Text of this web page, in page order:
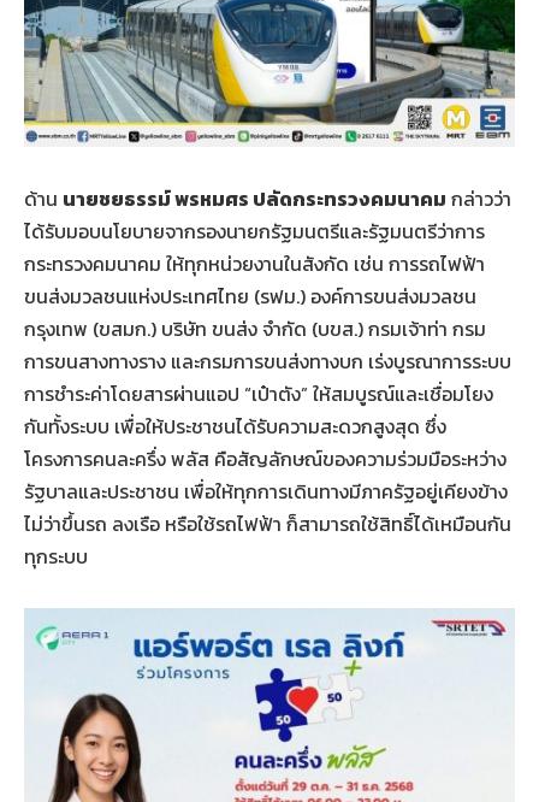
ด้าน นายชยธรรม์ พรหมศร ปลัดกระทรวงคมนาคม กล่าวว่า
ได้รับมอบนโยบายจากรองนายกรัฐมนตรีและรัฐมนตรีว่าการ
กระทรวงคมนาคม ให้ทุกหน่วยงานในสังกัด เช่น การรถไฟฟ้า
ขนส่งมวลชนแห่งประเทศไทย (รฟม.) องค์การขนส่งมวลชน
กรุงเทพ (ขสมก.) บริษัท ขนส่ง จำกัด (บขส.) กรมเจ้าท่า กรม
การขนสางทางราง และกรมการขนส่งทางบก เร่งบูรณาการระบบ
การชำระค่าโดยสารผ่านแอป “เป๋าตัง” ให้สมบูรณ์และเชื่อมโยง
กันทั้งระบบ เพื่อให้ประชาชนได้รับความสะดวกสูงสุด ซึ่ง
โครงการคนละครึ่ง พลัส คือสัญลักษณ์ของความร่วมมือระหว่าง
รัฐบาลและประชาชน เพื่อให้ทุกการเดินทางมีภาครัฐอยู่เคียงข้าง
ไม่ว่าขึ้นรถ ลงเรือ หรือใช้รถไฟฟ้า ก็สามารถใช้สิทธิ์ได้เหมือนกัน
ทุกระบบ